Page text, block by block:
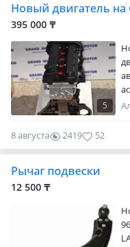
Новый двигатель на
395 000 ₸
5
8 августа 2419 52
Рычаг подвески
12 500 ₸